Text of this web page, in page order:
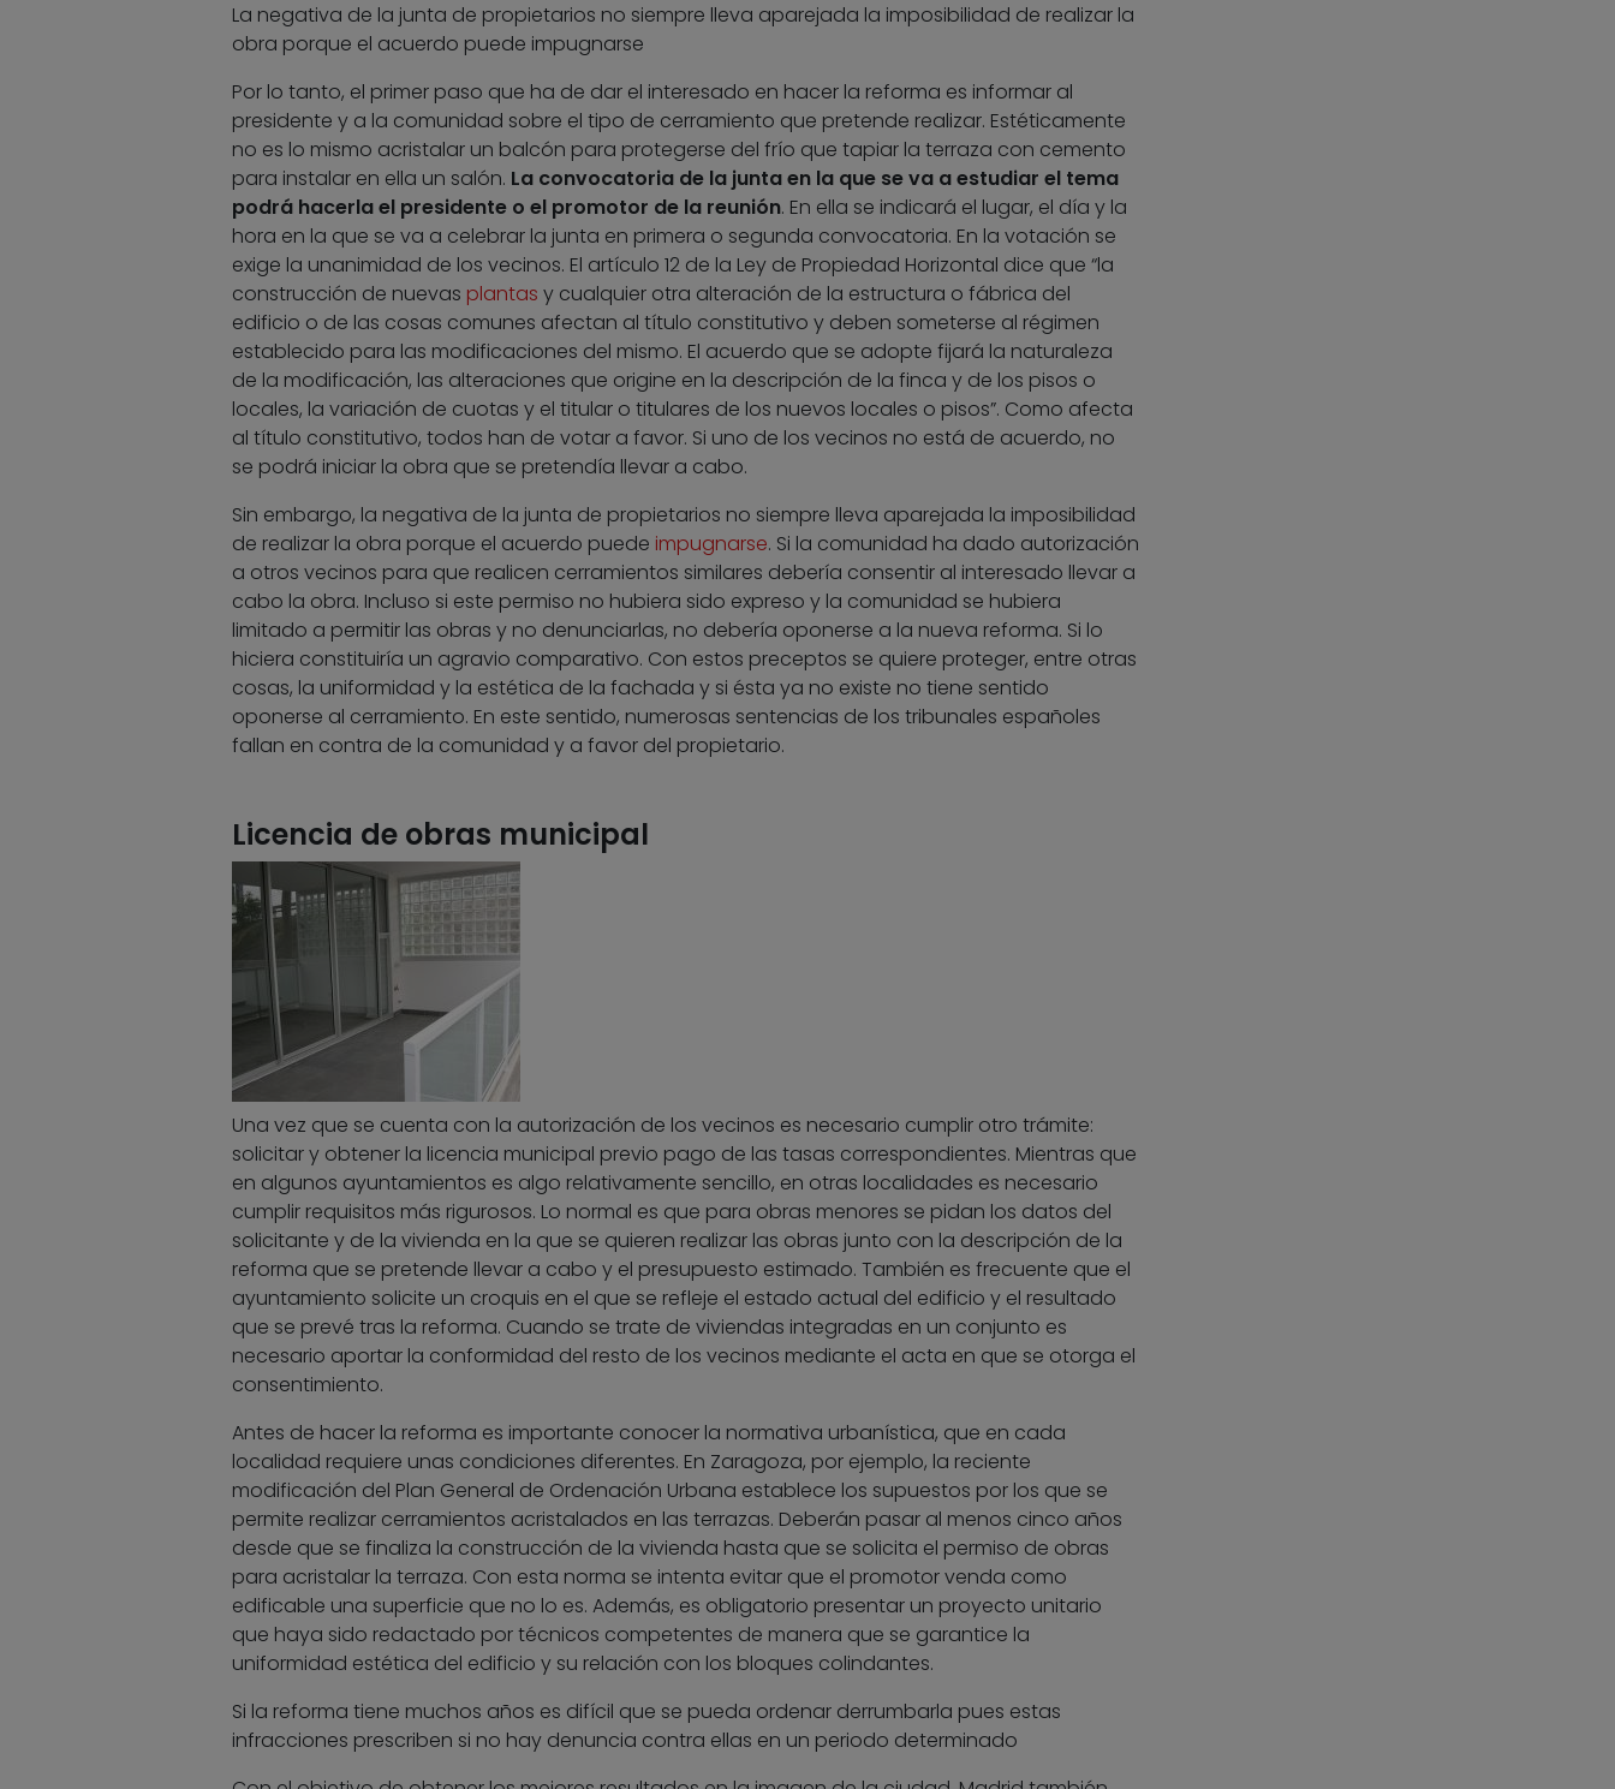
La negativa de la junta de propietarios no siempre lleva aparejada la imposibilidad de realizar la
obra porque el acuerdo puede impugnarse
Por lo tanto, el primer paso que ha de dar el interesado en hacer la reforma es informar al
presidente y a la comunidad sobre el tipo de cerramiento que pretende realizar. Estéticamente
no es lo mismo acristalar un balcón para protegerse del frío que tapiar la terraza con cemento
para instalar en ella un salón. La convocatoria de la junta en la que se va a estudiar el tema
podrá hacerla el presidente o el promotor de la reunión. En ella se indicará el lugar, el día y la
hora en la que se va a celebrar la junta en primera o segunda convocatoria. En la votación se
exige la unanimidad de los vecinos. El artículo 12 de la Ley de Propiedad Horizontal dice que “la
construcción de nuevas plantas y cualquier otra alteración de la estructura o fábrica del
edificio o de las cosas comunes afectan al título constitutivo y deben someterse al régimen
establecido para las modificaciones del mismo. El acuerdo que se adopte fijará la naturaleza
de la modificación, las alteraciones que origine en la descripción de la finca y de los pisos o
locales, la variación de cuotas y el titular o titulares de los nuevos locales o pisos”. Como afecta
al título constitutivo, todos han de votar a favor. Si uno de los vecinos no está de acuerdo, no
se podrá iniciar la obra que se pretendía llevar a cabo.
Sin embargo, la negativa de la junta de propietarios no siempre lleva aparejada la imposibilidad
de realizar la obra porque el acuerdo puede impugnarse. Si la comunidad ha dado autorización
a otros vecinos para que realicen cerramientos similares debería consentir al interesado llevar a
cabo la obra. Incluso si este permiso no hubiera sido expreso y la comunidad se hubiera
limitado a permitir las obras y no denunciarlas, no debería oponerse a la nueva reforma. Si lo
hiciera constituiría un agravio comparativo. Con estos preceptos se quiere proteger, entre otras
cosas, la uniformidad y la estética de la fachada y si ésta ya no existe no tiene sentido
oponerse al cerramiento. En este sentido, numerosas sentencias de los tribunales españoles
fallan en contra de la comunidad y a favor del propietario.
Licencia de obras municipal
Una vez que se cuenta con la autorización de los vecinos es necesario cumplir otro trámite:
solicitar y obtener la licencia municipal previo pago de las tasas correspondientes. Mientras que
en algunos ayuntamientos es algo relativamente sencillo, en otras localidades es necesario
cumplir requisitos más rigurosos. Lo normal es que para obras menores se pidan los datos del
solicitante y de la vivienda en la que se quieren realizar las obras junto con la descripción de la
reforma que se pretende llevar a cabo y el presupuesto estimado. También es frecuente que el
ayuntamiento solicite un croquis en el que se refleje el estado actual del edificio y el resultado
que se prevé tras la reforma. Cuando se trate de viviendas integradas en un conjunto es
necesario aportar la conformidad del resto de los vecinos mediante el acta en que se otorga el
consentimiento.
Antes de hacer la reforma es importante conocer la normativa urbanística, que en cada
localidad requiere unas condiciones diferentes. En Zaragoza, por ejemplo, la reciente
modificación del Plan General de Ordenación Urbana establece los supuestos por los que se
permite realizar cerramientos acristalados en las terrazas. Deberán pasar al menos cinco años
desde que se finaliza la construcción de la vivienda hasta que se solicita el permiso de obras
para acristalar la terraza. Con esta norma se intenta evitar que el promotor venda como
edificable una superficie que no lo es. Además, es obligatorio presentar un proyecto unitario
que haya sido redactado por técnicos competentes de manera que se garantice la
uniformidad estética del edificio y su relación con los bloques colindantes.
Si la reforma tiene muchos años es difícil que se pueda ordenar derrumbarla pues estas
infracciones prescriben si no hay denuncia contra ellas en un periodo determinado